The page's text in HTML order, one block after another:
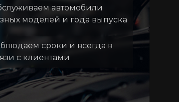
автомобили
моделей и года выпуска
сроки и всегда в
с клиентами